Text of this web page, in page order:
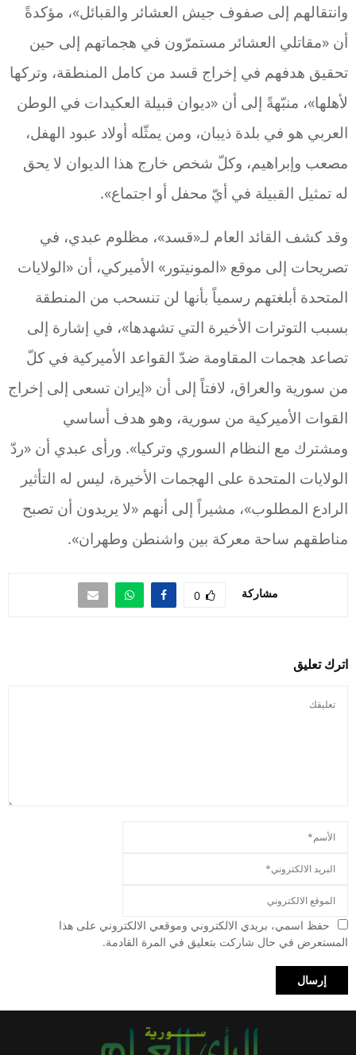
وانتقالهم إلى صفوف جيش العشائر والقبائل»، مؤكدةً
أن «مقاتلي العشائر مستمرّون في هجماتهم إلى حين
تحقيق هدفهم في إخراج قسد من كامل المنطقة، وتركها
لأهلها»، منبّهةً إلى أن «ديوان قبيلة العكيدات في الوطن
العربي هو في بلدة ذيبان، ومن يمثّله أولاد عبود الهفل،
مصعب وإبراهيم، وكلّ شخص خارج هذا الديوان لا يحق
له تمثيل القبيلة في أيّ محفل أو اجتماع».
وقد كشف القائد العام لـ«قسد»، مظلوم عبدي، في
تصريحات إلى موقع «المونيتور» الأميركي، أن «الولايات
المتحدة أبلغتهم رسمياً بأنها لن تنسحب من المنطقة
بسبب التوترات الأخيرة التي تشهدها»، في إشارة إلى
تصاعد هجمات المقاومة ضدّ القواعد الأميركية في كلّ
من سورية والعراق، لافتاً إلى أن «إيران تسعى إلى إخراج
القوات الأميركية من سورية، وهو هدف أساسي
ومشترك مع النظام السوري وتركيا». ورأى عبدي أن «ردّ
الولايات المتحدة على الهجمات الأخيرة، ليس له التأثير
الرادع المطلوب»، مشيراً إلى أنهم «لا يريدون أن تصبح
مناطقهم ساحة معركة بين واشنطن وطهران».
مشاركة 0
اترك تعليق
حفظ اسمي، بريدي الالكتروني وموقعي الالكتروني على هذا
المستعرض في حال شاركت بتعليق في المرة القادمة.